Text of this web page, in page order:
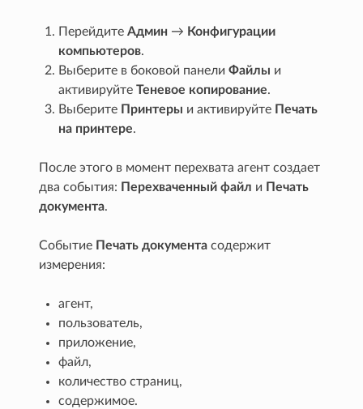
ПерейдитеАдмин → Конфигурации
компьютеров.
Выберите в боковой панелиФайлы и
активируйтеТеневое копирование.
Выберите Принтеры и активируйте Печать
на принтере.
После этого в момент перехвата агент создает
два события: Перехваченный файл и Печать
документа.
Событие Печать документа содержит
измерения:
агент,
пользователь,
приложение,
файл,
количество страниц,
содержимое.